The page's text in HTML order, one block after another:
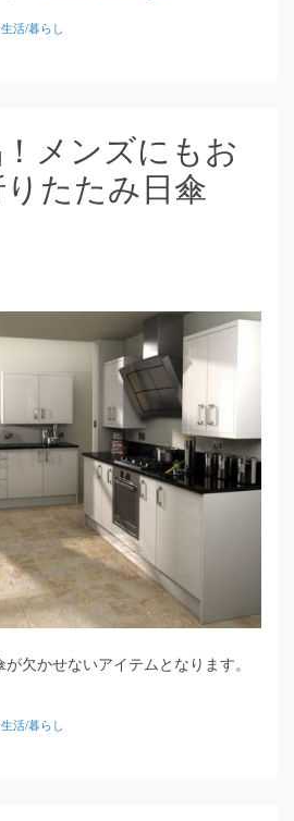
生活/暮らし
メンズにもお
たたみ日傘
欠かせないアイテムとなります。
生活/暮らし